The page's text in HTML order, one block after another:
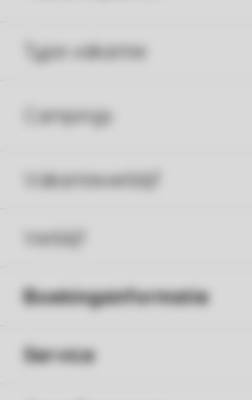
Type vakantie
Campings
Vakantieverblijf
Verblijf
Boekingsinformatie
Service